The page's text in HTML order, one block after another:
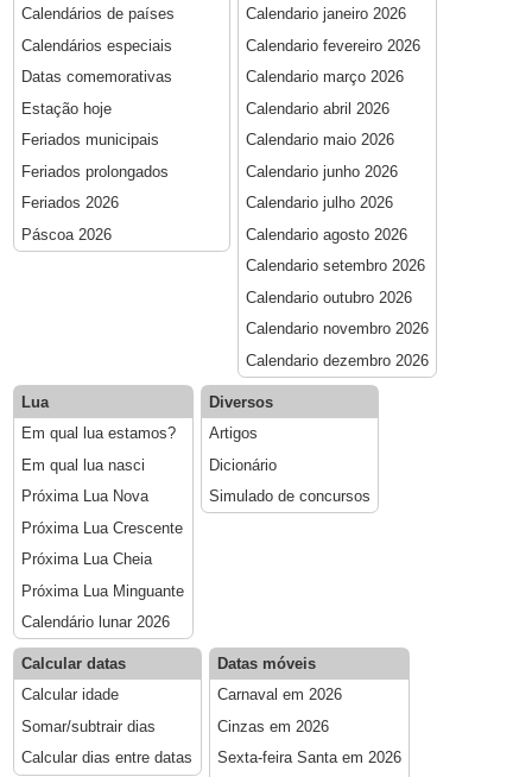
Calendários de países
Calendários especiais
Datas comemorativas
Estação hoje
Feriados municipais
Feriados prolongados
Feriados 2026
Páscoa 2026
Calendario janeiro 2026
Calendario fevereiro 2026
Calendario março 2026
Calendario abril 2026
Calendario maio 2026
Calendario junho 2026
Calendario julho 2026
Calendario agosto 2026
Calendario setembro 2026
Calendario outubro 2026
Calendario novembro 2026
Calendario dezembro 2026
Lua
Em qual lua estamos?
Em qual lua nasci
Próxima Lua Nova
Próxima Lua Crescente
Próxima Lua Cheia
Próxima Lua Minguante
Calendário lunar 2026
Diversos
Artigos
Dicionário
Simulado de concursos
Calcular datas
Calcular idade
Somar/subtrair dias
Calcular dias entre datas
Datas móveis
Carnaval em 2026
Cinzas em 2026
Sexta-feira Santa em 2026